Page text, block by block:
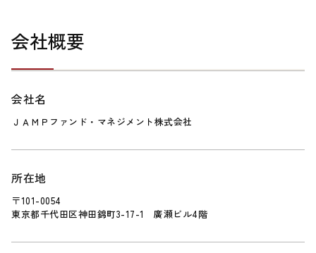
会社概要
会社名
ＪＡＭＰファンド・マネジメント株式会社
所在地
〒101-0054
東京都千代田区神田錦町3-17-1 廣瀬ビル4階